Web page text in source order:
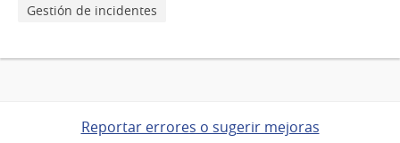
Gestión de incidentes
Reportar errores o sugerir mejoras